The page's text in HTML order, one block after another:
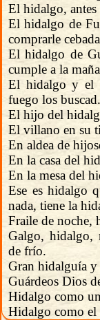
El hidalgo,
El hidalgo de
comprarle
El hidalgo de
cumple a la
El hidalgo y el
fuego los buscad.
El hijo del
El villano en su
En aldea de
En la casa del
En la mesa del
Ese es hidalgo
nada, tiene la
Fraile de noche,
Galgo, hidalgo,
de frío.
Gran hidalguía y
Guárdeos Dios
Hidalgo como
Hidalgo como el